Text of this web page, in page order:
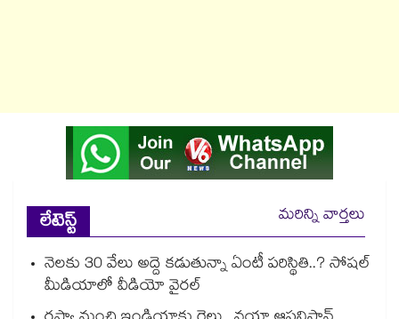
లేటెస్ట్
మరిన్ని వార్తలు
నెలకు 30 వేలు అద్దె కడుతున్నా ఏంటీ పరిస్థితి..? సోషల్
మీడియాలో వీడియో వైరల్